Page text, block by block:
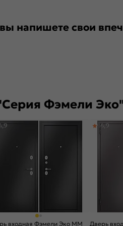
напишете свои
Фэмели
входная Фэмели Эко ММ
Дверь
4,9